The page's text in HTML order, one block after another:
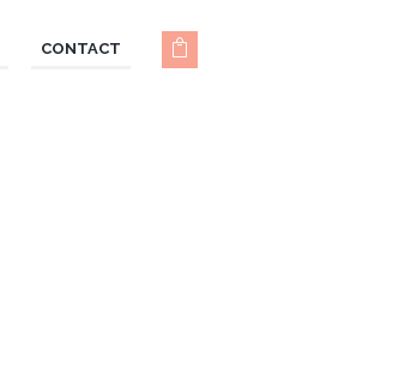
CONTACT